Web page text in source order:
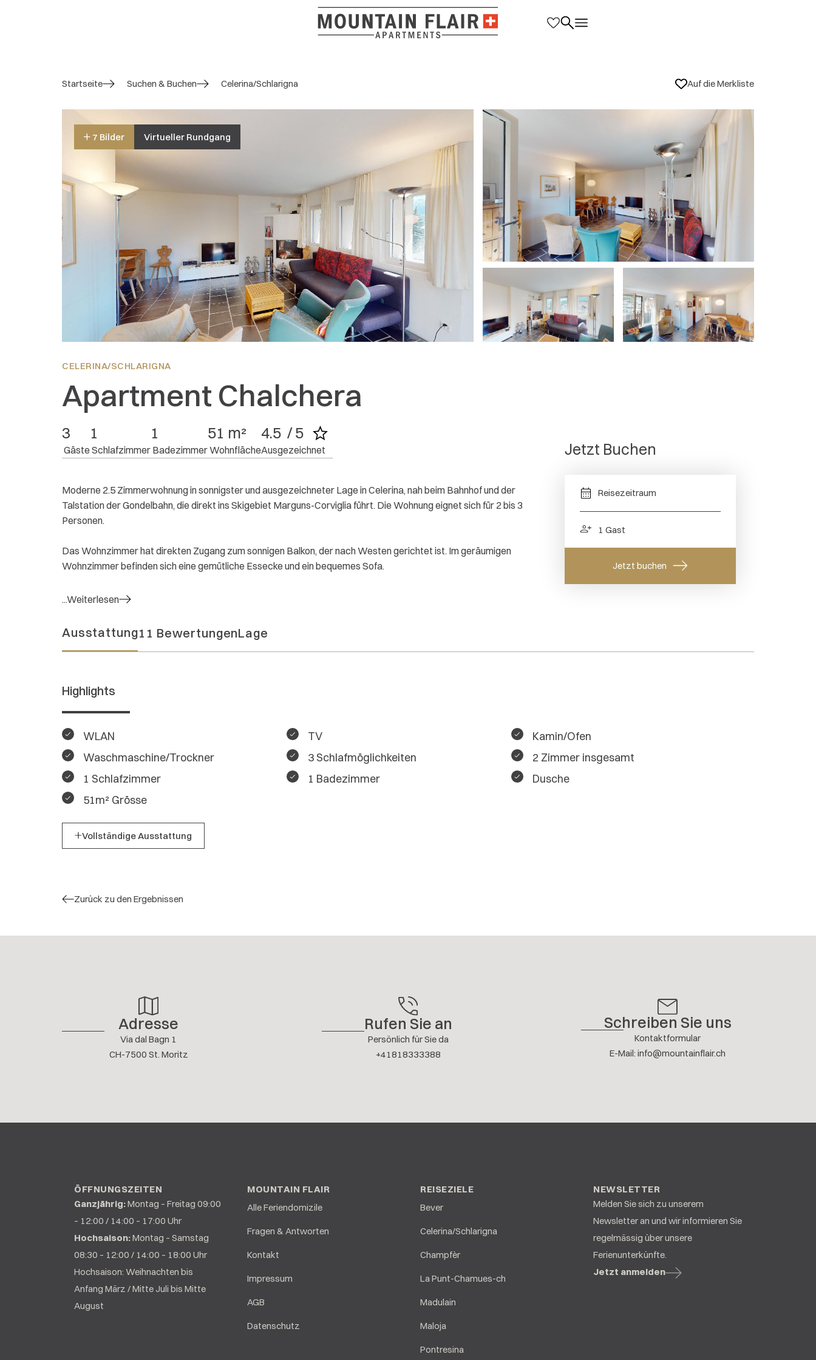
Startseite Suchen & Buchen Celerina/Schlarigna Auf die Merkliste
7 Bilder Virtueller Rundgang
CELERINA/SCHLARIGNA
Apartment Chalchera
3
Gäste
1
Schlafzimmer
1
Badezimmer
51 m²
Wohnfläche
4.5  / 5
Ausgezeichnet
Moderne 2.5 Zimmerwohnung in sonnigster und ausgezeichneter Lage in Celerina, nah beim Bahnhof und der
Talstation der Gondelbahn, die direkt ins Skigebiet Marguns-Corviglia führt. Die Wohnung eignet sich für 2 bis 3
Personen.
Das Wohnzimmer hat direkten Zugang zum sonnigen Balkon, der nach Westen gerichtet ist. Im geräumigen
Wohnzimmer befinden sich eine gemütliche Essecke und ein bequemes Sofa.
...Weiterlesen
Jetzt Buchen
Ausstattung11 BewertungenLage
Highlights
WLAN TV
Kamin/Ofen
Waschmaschine/Trockner
3 Schlafmöglichkeiten
2 Zimmer insgesamt
1 Schlafzimmer
1 Badezimmer
Dusche
51m² Grösse
Vollständige Ausstattung
4.5 / 5
Gesamtbewertung
11 Bewertungen
Gesamteindruck:4.7
4.8
Preis/Leistung:
4.3
Sehr schöne Wohnung mit allem Komfort. Schade, dass man nicht direkt von der Wohnung in den
Skiraum und in die Tiefgarage kommt. Man gelangt über einen separaten Eingang oder über die
Garageneinfahrt in den Skiraum oder Garage. Dies ist ein wenig mühsam.
5 / 5 G. FREI FEBRUAR 2026
Weitere Bewertungen
Lage und Ortsinfos
ADRESSE
Vietta Chasauns 6
Zurück zu den Ergebnissen
Adresse
Via dal Bagn 1
CH-7500 St. Moritz
Rufen Sie an
Persönlich für Sie da
+41818333388
Schreiben Sie uns
Kontaktformular
E-Mail: info@mountainflair.ch
ÖFFNUNGSZEITEN
Ganzjährig:Montag – Freitag 09:00
– 12:00 / 14:00 – 17:00 Uhr
Hochsaison:Montag – Samstag
08:30 – 12:00 / 14:00 – 18:00 Uhr
Hochsaison: Weihnachten bis
Anfang März / Mitte Juli bis Mitte
August
MOUNTAIN FLAIR
Alle Feriendomizile
Fragen & Antworten
Kontakt
Impressum
AGB
Datenschutz
REISEZIELE
Bever
Celerina/Schlarigna
Champfèr
La Punt-Chamues-ch
Madulain
Maloja
Pontresina
NEWSLETTER
Melden Sie sich zu unserem
Newsletter an und wir informieren Sie
regelmässig über unsere
Ferienunterkünfte.
Jetzt anmelden